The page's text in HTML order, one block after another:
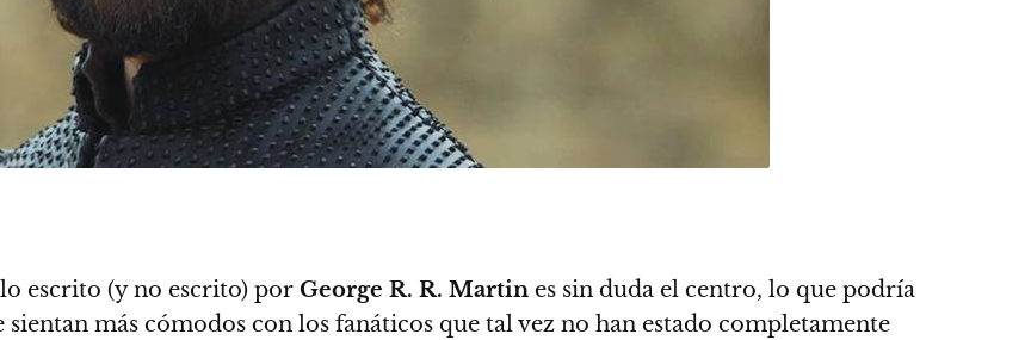
escrito (y no escrito) por George R. R. Martin es sin duda el centro, lo que podría
más cómodos con los fanáticos que tal vez no han estado completamente